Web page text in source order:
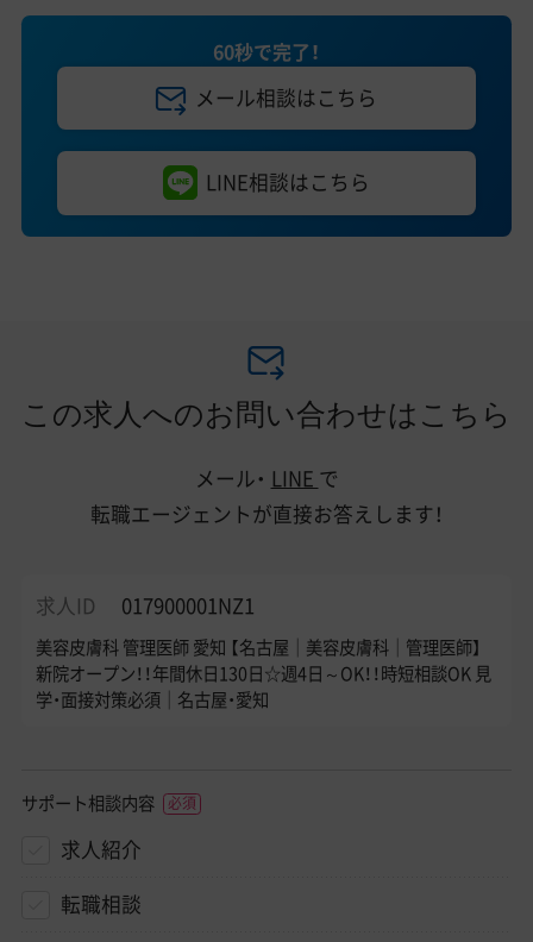
60秒で完了！
メール相談はこちら
LINE相談はこちら
この求人へのお問い合わせはこちら
メール・ LINE で
転職エージェントが直接お答えします！
求人ID 017900001NZ1
美容皮膚科 管理医師 愛知 【名古屋｜美容皮膚科｜管理医師】
新院オープン！！年間休日130日☆週4日～OK！！時短相談OK 見
学・面接対策必須｜名古屋・愛知
サポート相談内容
求人紹介
転職相談